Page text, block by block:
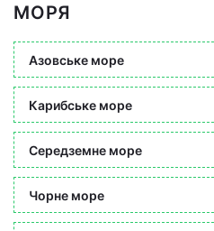
МОРЯ
Азовське море
Карибське море
Середземне море
Чорне море